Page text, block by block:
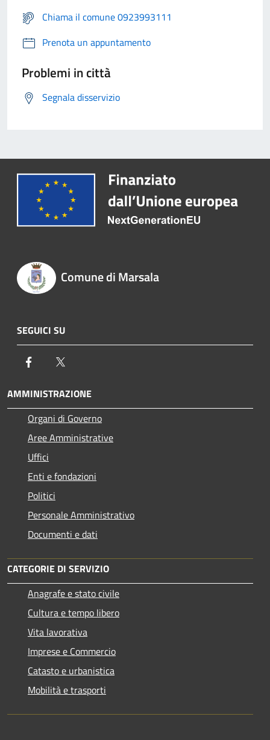
Chiama il comune 0923993111
Prenota un appuntamento
Problemi in città
Segnala disservizio
Comune di Marsala
SEGUICI SU
Facebook
AMMINISTRAZIONE
Organi di Governo
Aree Amministrative
Uffici
Enti e fondazioni
Politici
Personale Amministrativo
Documenti e dati
CATEGORIE DI SERVIZIO
Anagrafe e stato civile
Cultura e tempo libero
Vita lavorativa
Imprese e Commercio
Catasto e urbanistica
Mobilità e trasporti